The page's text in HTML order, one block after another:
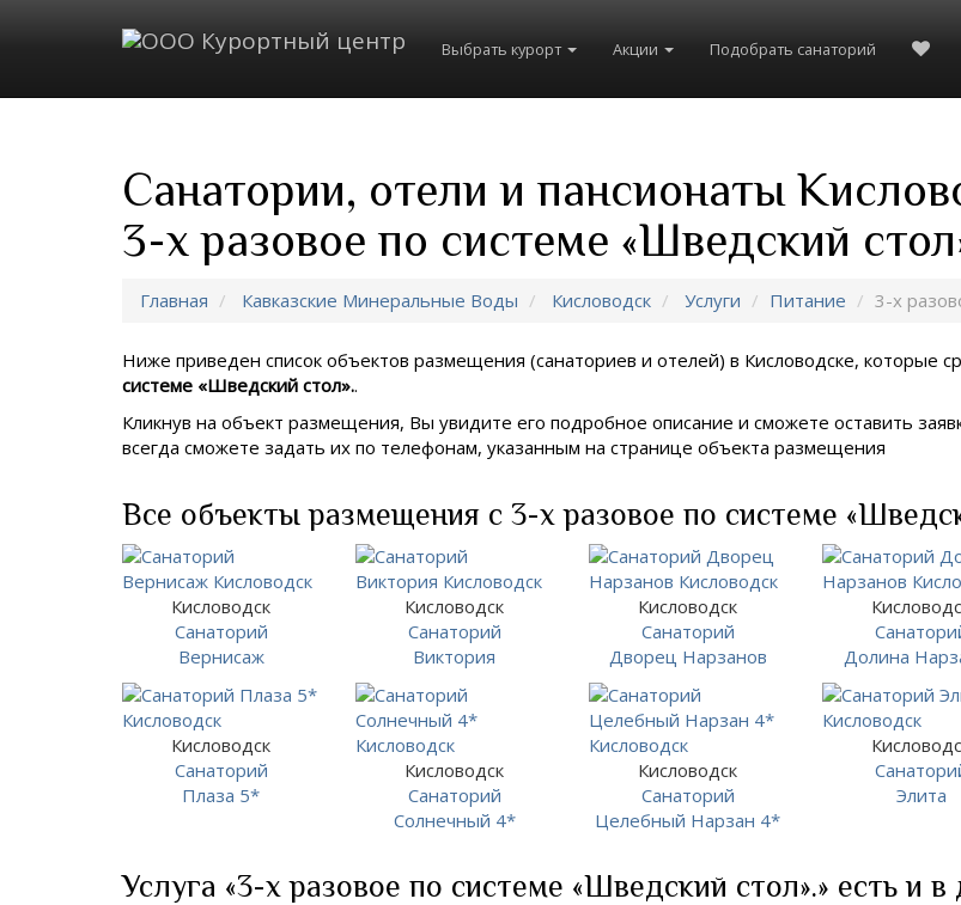
Выбрать курорт Акции Подобрать санаторий
Санатории, отели и пансионаты
3-х разовое по системе «Шведский
Главная Кавказские Минеральные Воды Кисловодск Услуги Питание 3-х
Ниже приведен список объектов размещения (санаториев и отелей) в Кисловодске, которые
системе «Шведский стол»..
Кликнув на объект размещения, Вы увидите его подробное описание и сможете оставить
всегда сможете задать их по телефонам, указанным на странице объекта размещения
Все объекты размещения с 3-х разовое по системе
Кисловодск
Санаторий
Вернисаж
Кисловодск
Санаторий
Виктория
Кисловодск
Санаторий
Дворец Нарзанов
Долина
Кисловодск
Санаторий
Плаза 5*
Кисловодск
Санаторий
Солнечный 4*
Кисловодск
Санаторий
Целебный Нарзан 4*
Элита
Услуга «3-х разовое по системе «Шведский стол».» есть и в